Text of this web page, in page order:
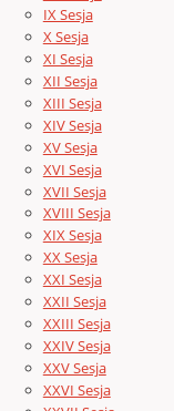
IX Sesja
X Sesja
XI Sesja
XII Sesja
XIII Sesja
XIV Sesja
XV Sesja
XVI Sesja
XVII Sesja
XVIII Sesja
XIX Sesja
XX Sesja
XXI Sesja
XXII Sesja
XXIII Sesja
XXIV Sesja
XXV Sesja
XXVI Sesja